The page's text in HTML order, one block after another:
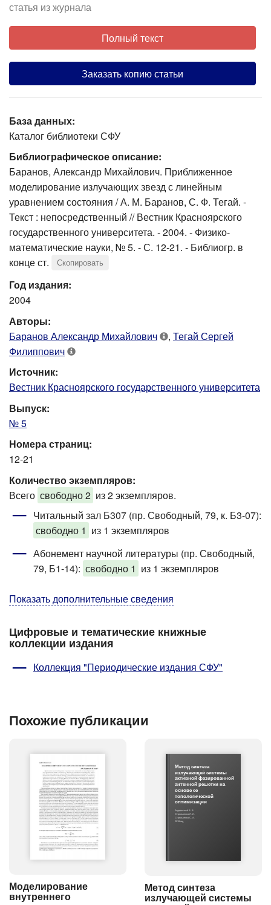
статья из журнала
Полный текст
Заказать копию статьи
База данных:
Каталог библиотеки СФУ
Библиографическое описание:
Баранов, Александр Михайлович. Приближенное
моделирование излучающих звезд с линейным
уравнением состояния / А. М. Баранов, С. Ф. Тегай. -
Текст : непосредственный // Вестник Красноярского
государственного университета. - 2004. - Физико-
математические науки, № 5. - С. 12-21. - Библиогр. в
конце ст.
Скопировать
Год издания:
2004
Авторы:
Баранов Александр Михайлович
, Тегай Сергей
Филиппович
Источник:
Вестник Красноярского государственного университета
Выпуск:
№ 5
Номера страниц:
12-21
Количество экземпляров:
Всего свободно 2 из 2 экземпляров.
Читальный зал Б307 (пр. Свободный, 79, к. Б3-07):
свободно 1 из 1 экземпляров
Абонемент научной литературы (пр. Свободный,
79, Б1-14): свободно 1 из 1 экземпляров
Показать дополнительные сведения
Цифровые и тематические книжные
коллекции издания
Коллекция "Периодические издания СФУ"
Похожие публикации
Моделирование
внутреннего
Метод синтеза
излучающей системы
активной фазированной
антенной решетки на
основе ее
топологической
оптимизации
Задорожный В. В.
Стрельченко Л. И.
Стрельченко С. А.
2019 год
Метод синтеза
излучающей системы